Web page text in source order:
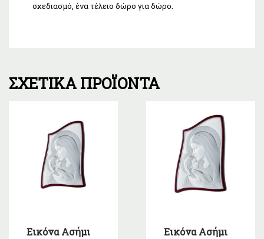
σχεδιασμό, ένα τέλειο δώρο για δώρο.
ΣΧΕΤΙΚΆ ΠΡΟΪΌΝΤΑ
Εικόνα Ασήμι
Εικόνα Ασήμι